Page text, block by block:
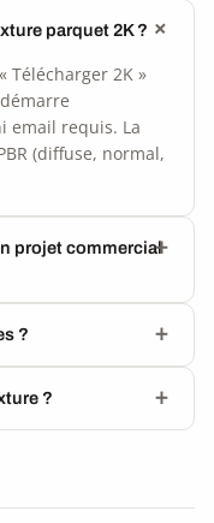
parquet 2K ?
Télécharger 2K »
email requis. La
(diffuse, normal,
projet commercial
?
?